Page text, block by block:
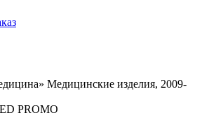
Медицинские изделия, 2009-
PROMO